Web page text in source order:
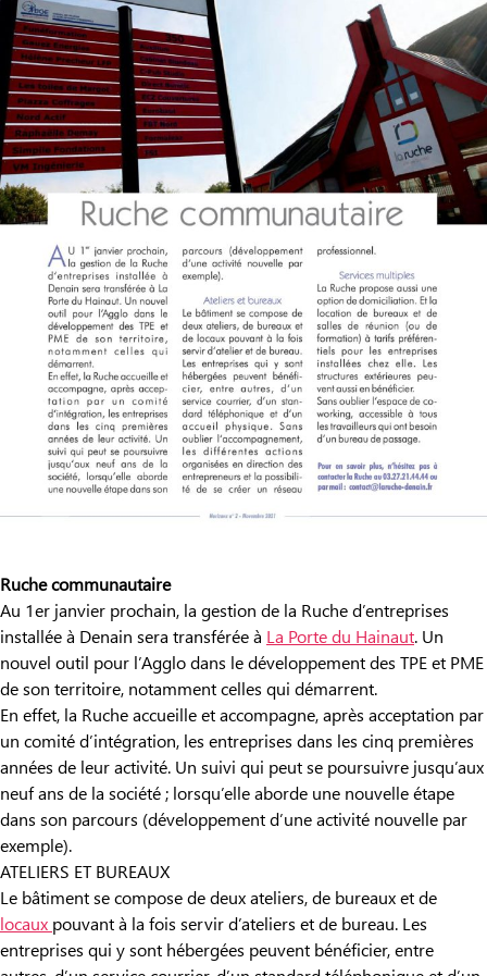
Ruche communautaire
Au 1er janvier prochain, la gestion de la Ruche d’entreprises
installée à Denain sera transférée à La Porte du Hainaut. Un
nouvel outil pour l’Agglo dans le développement des TPE et PME
de son territoire, notamment celles qui démarrent.
En effet, la Ruche accueille et accompagne, après acceptation par
un comité d’intégration, les entreprises dans les cinq premières
années de leur activité. Un suivi qui peut se poursuivre jusqu’aux
neuf ans de la société ; lorsqu’elle aborde une nouvelle étape
dans son parcours (développement d’une activité nouvelle par
exemple).
ATELIERS ET BUREAUX
Le bâtiment se compose de deux ateliers, de bureaux et de
locaux pouvant à la fois servir d’ateliers et de bureau. Les
entreprises qui y sont hébergées peuvent bénéficier, entre